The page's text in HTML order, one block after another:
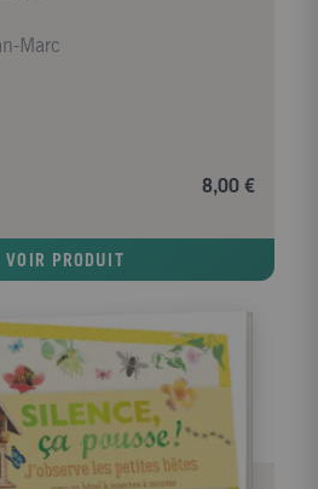
Marc
8,00 €
VOIR PRODUIT